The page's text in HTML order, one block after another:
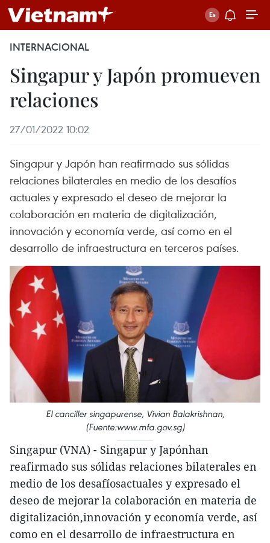
INTERNACIONAL
Singapur y Japón promueven
relaciones
27/01/2022 10:02
Singapur y Japón han reafirmado sus sólidas
relaciones bilaterales en medio de los desafíos
actuales y expresado el deseo de mejorar la
colaboración en materia de digitalización,
innovación y economía verde, así como en el
desarrollo de infraestructura en terceros países.
El canciller singapurense, Vivian Balakrishnan,
(Fuente:www.mfa.gov.sg)
Singapur (VNA) - Singapur y Japónhan
reafirmado sus sólidas relaciones bilaterales en
medio de los desafíosactuales y expresado el
deseo de mejorar la colaboración en materia de
digitalización,innovación y economía verde, así
como en el desarrollo de infraestructura en